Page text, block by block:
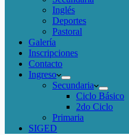
Inglés
Deportes
Pastoral
Galería
Inscripciones
Contacto
Ingreso
Secundaria
Ciclo Básico
2do Ciclo
Primaria
SIGED